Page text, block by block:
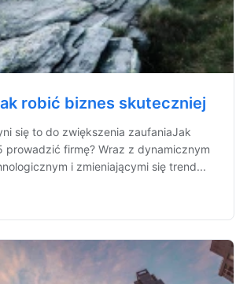
robić biznes skuteczniej
się to do zwiększenia zaufaniaJak
prowadzić firmę? Wraz z dynamicznym
i zmieniającymi się trend...